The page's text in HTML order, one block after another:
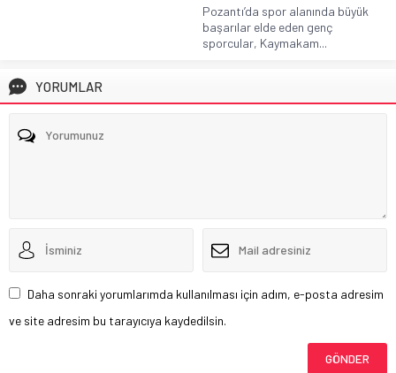
Pozantı’da spor alanında büyük
başarılar elde eden genç
sporcular, Kaymakam...
YORUMLAR
Daha sonraki yorumlarımda kullanılması için adım, e-posta adresim
ve site adresim bu tarayıcıya kaydedilsin.